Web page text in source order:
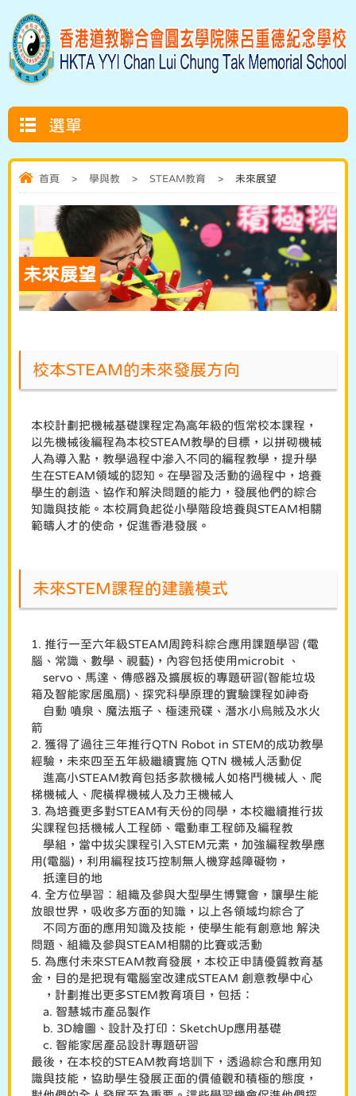
選單
首頁 > 學與教 > STEAM教育 > 未來展望
未來展望
校本STEAM的未來發展方向
本校計劃把機械基礎課程定為高年級的恆常校本課程，
以先機械後編程為本校STEAM教學的目標，以拼砌機械
人為導入點，教學過程中滲入不同的編程教學，提升學
生在STEAM領域的認知。在學習及活動的過程中，培養
學生的創造、協作和解決問題的能力，發展他們的綜合
知識與技能。本校肩負起從小學階段培養與STEAM相關
範疇人才的使命，促進香港發展。
未來STEM課程的建議模式
1. 推行一至六年級STEAM周跨科綜合應用課題學習 (電
腦、常識、數學、視藝)，內容包括使用microbit 、
servo、馬達、傳感器及擴展板的專題研習(智能垃圾
箱及智能家居風扇)、探究科學原理的實驗課程如神奇
自動 噴泉、魔法瓶子、極速飛碟、潛水小烏賊及水火
箭
2. 獲得了過往三年推行QTN Robot in STEM的成功教學
經驗，未來四至五年級繼續實施 QTN 機械人活動促
進高小STEAM教育包括多款機械人如格鬥機械人、爬
梯機械人、爬橫桿機械人及力王機械人
3. 為培養更多對STEAM有天份的同學，本校繼續推行拔
尖課程包括機械人工程師、電動車工程師及編程教
學組，當中拔尖課程引入STEM元素，加強編程教學應
用(電腦)，利用編程技巧控制無人機穿越障礙物，
扺達目的地
4. 全方位學習︰組織及參與大型學生博覽會，讓學生能
放眼世界，吸收多方面的知識，以上各領域均綜合了
不同方面的應用知識及技能，使學生能有創意地 解決
問題、組織及參與STEAM相關的比賽或活動
5. 為應付未來STEAM教育發展，本校正申請優質教育基
金，目的是把現有電腦室改建成STEAM 創意教學中心
，計劃推出更多STEM教育項目，包括：
a. 智慧城市產品製作
b. 3D繪圖、設計及打印：SketchUp應用基礎
c. 智能家居產品設計專題研習
最後，在本校的STEAM教育培訓下，透過綜合和應用知
識與技能，協助學生發展正面的價值觀和積極的態度，